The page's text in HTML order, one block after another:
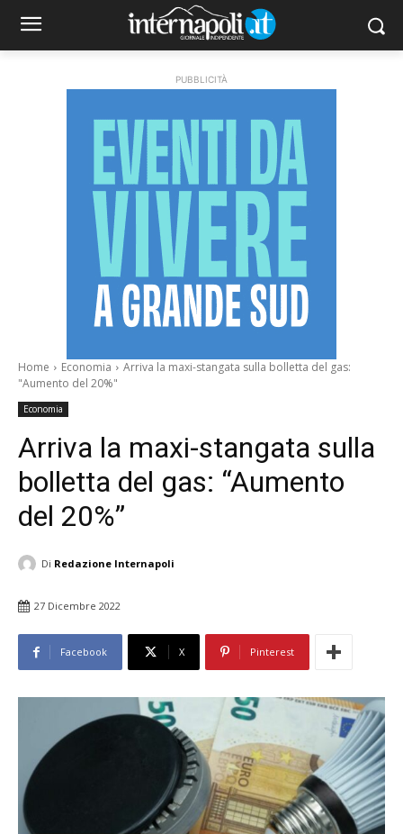
PUBBLICITÀ
Home Economia
Arriva la maxi-stangata sulla bolletta del gas:
"Aumento del 20%"
Economia
Arriva la maxi-stangata sulla
bolletta del gas: “Aumento
del 20%”
Di Redazione Internapoli
27 Dicembre 2022
Facebook X Pinterest